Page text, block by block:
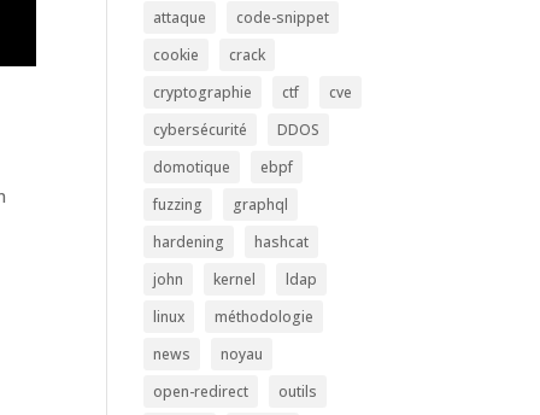
attaque
code-snippet
cookie
crack
cryptographie
ctf
cve
cybersécurité
DDOS
domotique
ebpf
fuzzing
graphql
hardening
hashcat
john
kernel
ldap
linux
méthodologie
news
noyau
open-redirect
outils